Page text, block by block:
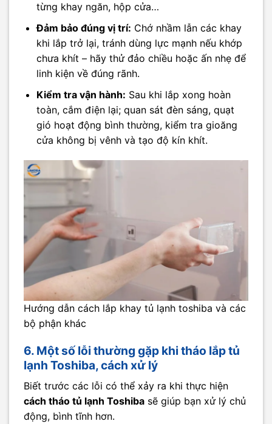
từng khay ngăn, hộp cửa…
Đảm bảo đúng vị trí: Chớ nhầm lẫn các khay
khi lắp trở lại, tránh dùng lực mạnh nếu khớp
chưa khít – hãy thử đảo chiều hoặc ấn nhẹ để
linh kiện về đúng rãnh.
Kiểm tra vận hành: Sau khi lắp xong hoàn
toàn, cắm điện lại; quan sát đèn sáng, quạt
gió hoạt động bình thường, kiểm tra gioăng
cửa không bị vênh và tạo độ kín khít.
Hướng dẫn cách lắp khay tủ lạnh toshiba và các
bộ phận khác
6. Một số lỗi thường gặp khi tháo lắp tủ
lạnh Toshiba, cách xử lý
Biết trước các lỗi có thể xảy ra khi thực hiện
cách tháo tủ lạnh Toshiba sẽ giúp bạn xử lý chủ
động, bình tĩnh hơn.